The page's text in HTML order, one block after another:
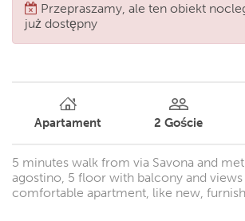
Przepraszamy, ale ten obiekt
już dostępny
Apartament 2 Goście
5 minutes walk from via Savona and
agostino, 5 floor with balcony and views
comfortable apartment, like new,